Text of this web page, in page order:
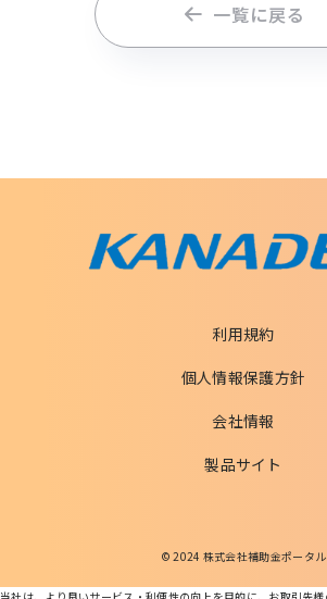
一覧に戻る
利用規約
個人情報保護方針
会社情報
製品サイト
© 2024 株式会社補助金ポータル